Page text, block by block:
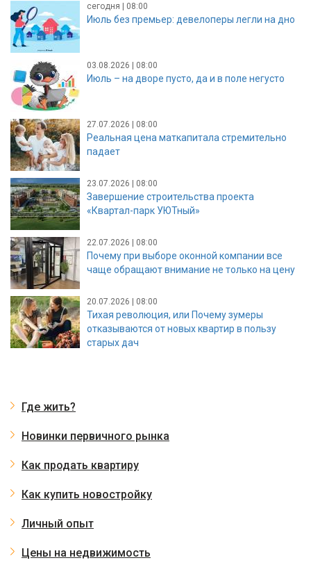
сегодня | 08:00
Июль без премьер: девелоперы легли на дно
03.08.2026 | 08:00
Июль – на дворе пусто, да и в поле негусто
27.07.2026 | 08:00
Реальная цена маткапитала стремительно
падает
23.07.2026 | 08:00
Завершение строительства проекта
«Квартал-парк УЮТный»
22.07.2026 | 08:00
Почему при выборе оконной компании все
чаще обращают внимание не только на цену
20.07.2026 | 08:00
Тихая революция, или Почему зумеры
отказываются от новых квартир в пользу
старых дач
Где жить?
Новинки первичного рынка
Как продать квартиру
Как купить новостройку
Личный опыт
Цены на недвижимость